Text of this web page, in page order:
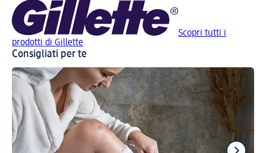
Scopri tutti i
prodotti di Gillette
Consigliati per te